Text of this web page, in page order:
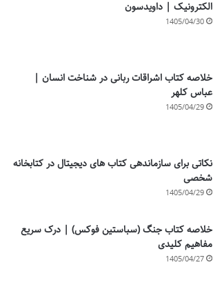
الکترونیک | داویدسون
1405/04/30
خلاصه کتاب اشراقات ربانی در شناخت انسان |
عباس کلهر
1405/04/29
نکاتی برای سازماندهی کتاب های دیجیتال در کتابخانه
شخصی
1405/04/29
خلاصه کتاب جنگ (سباستین فوکس) | درک سریع
مفاهیم کلیدی
1405/04/27